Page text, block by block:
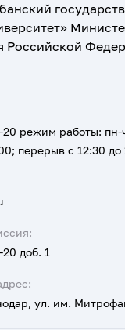
Российской
ул. им.
доб. 1
20 режим работы: пн-
перерыв с 12:30 до